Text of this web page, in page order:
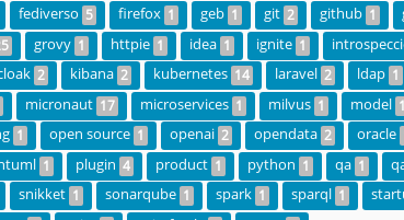
fediverso 5 firefox 1 geb 1 git 2 github 1
grovy 1 httpie 1 idea 1 ignite 1
2 kibana 2 kubernetes 14 laravel 2 ldap 1
micronaut 17 microservices 1 milvus 1 model 1
1 open source 1 openai 2 opendata 2 oracle
1 plugin 4 product 1 python 1 qa 1
snikket 1 sonarqube 1 spark 1 sparql 1